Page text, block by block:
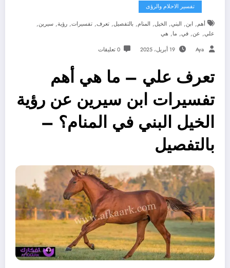
تفسير الاحلام والرؤى
أهم, ابن, البني, الخيل, المنام, بالتفصيل, تعرف, تفسيرات, رؤية, سيرين,
علي, عن, في, ما, هي
Aya 19 أبريل، 2025 0 تعليقات
تعرف علي – ما هي أهم
تفسيرات ابن سيرين عن رؤية
الخيل البني في المنام؟ –
بالتفصيل